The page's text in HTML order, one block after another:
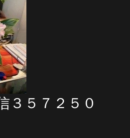
３５７２５０